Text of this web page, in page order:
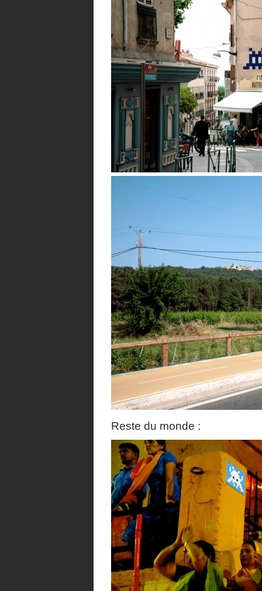
Reste du monde :